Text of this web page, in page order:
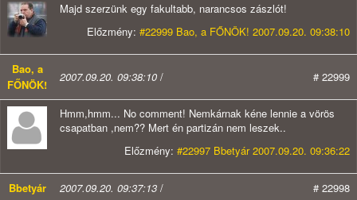
Majd szerzünk egy fakultabb, narancsos zászlót!
Előzmény: #22999 Bao, a FŐNÖK! 2007.09.20. 09:38:10
Bao, a
FŐNÖK!
2007.09.20. 09:38:10 / # 22999
Hmm,hmm... No comment! Nemkárnak kéne lennie a vörös
csapatban ,nem?? Mert én partizán nem leszek..
Előzmény: #22997 Bbetyár 2007.09.20. 09:36:22
Bbetyár 2007.09.20. 09:37:13 /
# 22998